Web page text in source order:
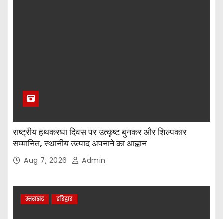
राष्ट्रीय हथकरघा दिवस पर उत्कृष्ट बुनकर और शिल्पकार
सम्मानित, स्थानीय उत्पाद अपनाने का आह्वान
Aug 7, 2026 Admin
उत्तराखंड हरिद्वार